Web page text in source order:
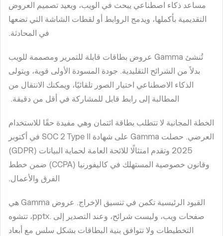
مساعد ذكاء اصطناعي يبحث في الويب، ويعيد تصميم العروض
التقديمية بأكملها، ويدمج الروابط أو لقطات الشاشة التي تضعها
في المحادثة.
تُنشئ Gamma عروض بطاقات قابلة للتمرير ومصممة للويب
بدلاً من الشرائح التقليدية. جودة المسودة الأولى قوية، ويتولى
الذكاء الاصطناعي اختيار الصور تلقائيًا، ويمكنك الانتقال من
المطالبة إلى رابط قابل للمشاركة في أقل من دقيقة.
الخطة المجانية لا تتطلب بطاقة ائتمان وهي مفيدة حقًا للاستخدام
العرضي. حصلت Gamma على شهادة SOC 2 Type II في أكتوبر
2025 وتقدم امتثالًا للائحة العامة لحماية البيانات (GDPR)
وقانون خصوصية المستهلك في كاليفورنيا (CCPA) ضمن خطط
الفرق والأعمال.
القيود الرئيسية تكمن في تنسيق الإخراج. عروض Gamma هي
صفحات ويب، وليست شرائح، وعند التصدير إلى .pptx، تتشوه
التخطيطات ولا تتوافق بنية البطاقات بشكل سلس مع أبعاد